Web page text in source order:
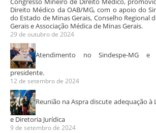
Direito Médico da OAB/MG, com o apoio do
do Estado de Minas Gerais, Conselho Regional
Gerais e Associação Médica de Minas Gerais.
29 de outubro de 2024
Atendimento no Sindespe-MG
presidente.
12 de setembro de 2024
Reunião na Aspra discute adequação à
e Diretoria Jurídica
9 de setembro de 2024